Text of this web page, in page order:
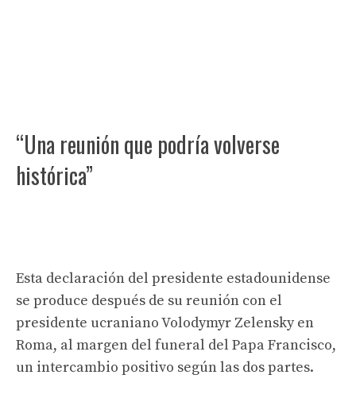
“Una reunión que podría volverse
histórica”
Esta declaración del presidente estadounidense
se produce después de su reunión con el
presidente ucraniano Volodymyr Zelensky en
Roma, al margen del funeral del Papa Francisco,
un intercambio positivo según las dos partes.